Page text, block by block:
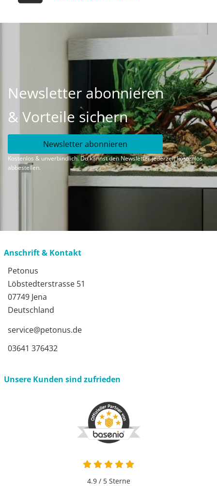
Newsletter abonnieren
& Vorteile sichern
Newsletter abonnieren
Kostenlos & unverbindlich. Du kannst den Newsletter jederzeit kostenlos
abbestellen.
Anschrift & Kontakt
Petonus
Löbstedterstrasse 51
07749 Jena
Deutschland
service@petonus.de
03641 376432
Unsere Kunden sind zufrieden
4.9 / 5Sterne